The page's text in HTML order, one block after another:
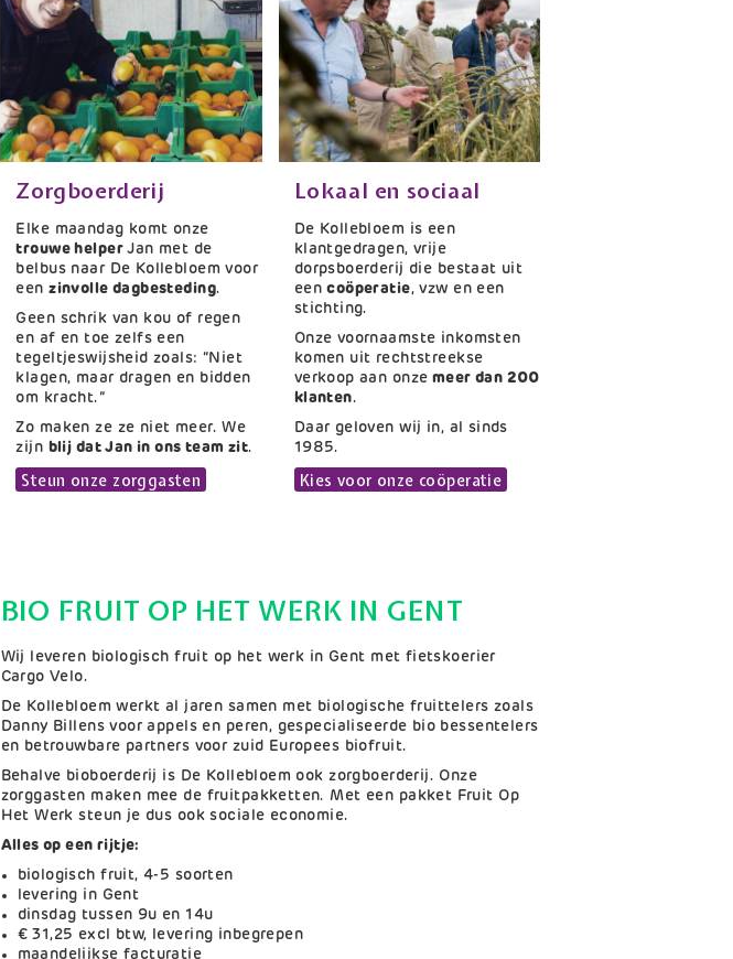
Titel
Zorgboerderij
Tekst
Elke maandag komt onze
trouwe helperJan met de
belbus naar De Kollebloem voor
eenzinvolle dagbesteding.
Geen schrik van kou of regen
en af en toe zelfs een
tegeltjeswijsheid zoals: “Niet
klagen, maar dragen en bidden
om kracht.”
Zo maken ze ze niet meer. We
zijn blij dat Jan in ons team zit.
Link
Steun onze zorggasten
Titel
Lokaal en sociaal
Tekst
De Kollebloem is een
klantgedragen, vrije
dorpsboerderij die bestaat uit
eencoöperatie, vzw en een
stichting.
Onze voornaamste inkomsten
komen uit rechtstreekse
verkoop aan onze meer dan 200
klanten.
Daar geloven wij in, al sinds
1985.
Link
Kies voor onze coöperatie
BIO FRUIT OP HET WERK IN GENT
Wij leveren biologisch fruit op het werk in Gent met fietskoerier
Cargo Velo.
De Kollebloem werkt al jaren samen met biologische fruittelers zoals
Danny Billens voor appels en peren, gespecialiseerde bio bessentelers
en betrouwbare partners voor zuid Europees biofruit.
Behalve bioboerderij is De Kollebloem ook zorgboerderij. Onze
zorggasten maken mee de fruitpakketten. Met een pakket Fruit Op
Het Werk steun je dus ook sociale economie.
Alles op een rijtje:
biologisch fruit, 4-5 soorten
levering in Gent
dinsdag tussen 9u en 14u
€ 31,25 excl btw, levering inbegrepen
maandelijkse facturatie